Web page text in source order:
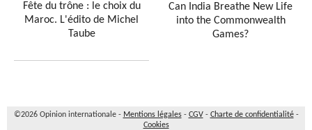
Fête du trône : le choix du
Maroc. L'édito de Michel
Taube
Can India Breathe New Life
into the Commonwealth
Games?
©2026 Opinion internationale - Mentions légales- CGV- Charte de confidentialité-
Cookies